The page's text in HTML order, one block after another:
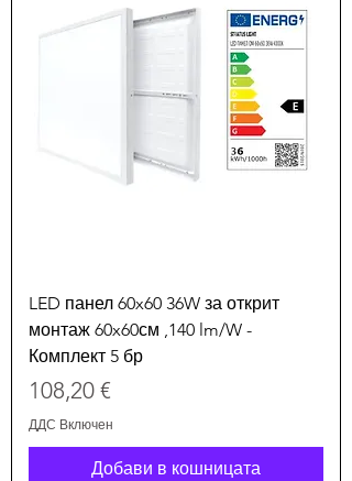
LED панел 60x60 36W за открит
монтаж 60x60см ,140 lm/W -
Комплект 5 бр
Цена
108,20 €
ДДС Включен
Добави в кошницата